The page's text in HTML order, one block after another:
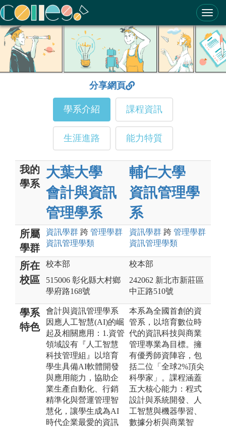
ColleGo! 大學選才與高中育才輔助系統
分享網頁
學系介紹 課程資訊
生涯進路 能力特質
我的
學系
大葉大學
會計與資訊
管理學系
輔仁大學
資訊管理學
系
所屬
學群
資訊學群 跨 管理學群
資訊管理學類
資訊學群 跨 管理學群
資訊管理學類
所在
校區
校本部
515006 彰化縣大村鄉
學府路168號
校本部
242062 新北市新莊區
中正路510號
學系
特色
會計與資訊管理學系
因應人工智慧(AI)的崛
起及相關應用：1.資管
領域設有『人工智慧
科技管理組』以培育
學生具備AI軟體開發
與應用能力，協助企
業生產自動化、行銷
精準化與營運管理智
慧化，讓學生成為AI
時代企業最愛的資訊
本系為全國首創的資
管系，以培育數位時
代的資訊科技與商業
管理專業為目標。擁
有優秀師資陣容，包
括二位「全球2%頂尖
科學家」。課程涵蓋
五大核心能力：程式
設計與系統開發、人
工智慧與機器學習、
數據分析與商業智